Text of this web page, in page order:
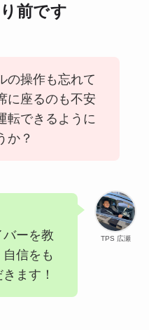
前です
の操作も忘れて
に座るのも不安
転できるように
か？
TPS 広瀬
ーを教
信をも
ます！